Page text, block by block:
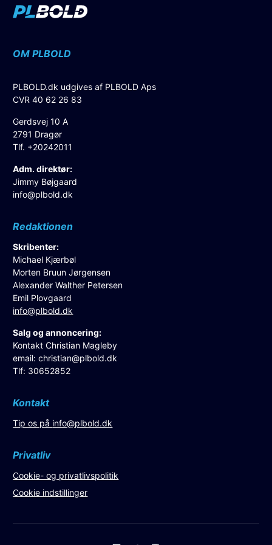
OM PLBOLD
PLBOLD.dk udgives af PLBOLD Aps
CVR 40 62 26 83
Gerdsvej 10 A
2791 Dragør
Tlf. +20242011
Adm. direktør:
Jimmy Bøjgaard
info@plbold.dk
Redaktionen
Skribenter:
Michael Kjærbøl
Morten Bruun Jørgensen
Alexander Walther Petersen
Emil Plovgaard
info@plbold.dk
Salg og annoncering:
Kontakt Christian Magleby
email:christian@plbold.dk
Tlf: 30652852
Kontakt
Tip os på info@plbold.dk
Privatliv
Cookie- og privatlivspolitik
Cookie indstillinger